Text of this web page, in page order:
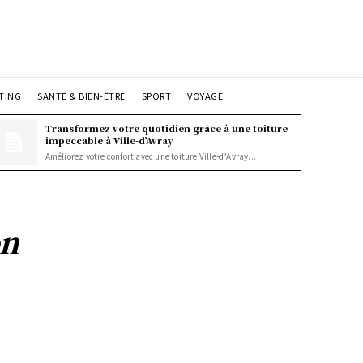
SANTÉ & BIEN-ÊTRE SPORT VOYAGE
Transformez votre quotidien grâce à une toiture
impeccable à Ville-d’Avray
Améliorez votre confort avec une toiture Ville-d’Avray...